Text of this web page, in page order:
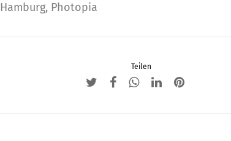
Hamburg, Photopia
Teilen